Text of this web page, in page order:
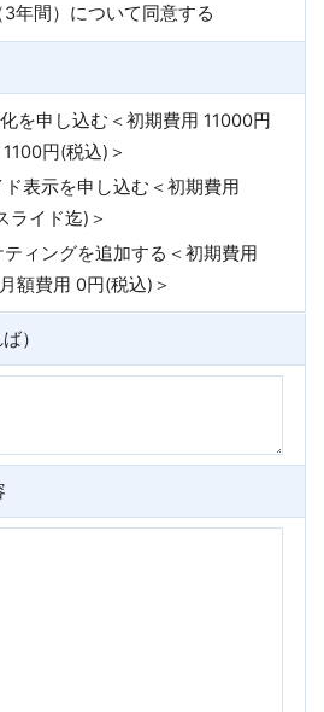
年間）について同意する
を申し込む＜初期費用 11000円
円(税込)＞
表示を申し込む＜初期費用
ライド迄)＞
ィングを追加する＜初期費用
費用 0円(税込)＞
）